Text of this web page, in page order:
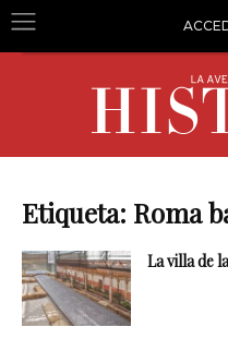
Etiqueta: Roma
La villa de